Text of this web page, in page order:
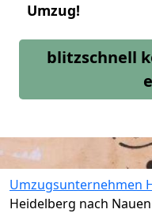
Umzug!
blitzschnell
Umzugsunternehmen
Heidelberg nach Nauen